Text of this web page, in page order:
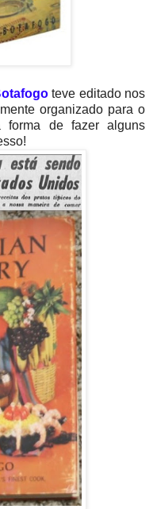
teve editado nos
organizado para o
forma de fazer alguns